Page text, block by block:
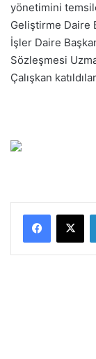
yönetimini
Geliştirme Daire
İşler Daire
Sözleşmesi
Çalışkan